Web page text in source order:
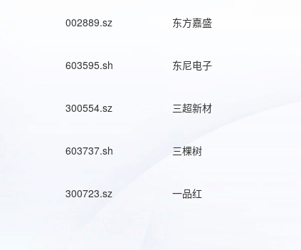
002889.sz 东方嘉盛
603595.sh 东尼电子
300554.sz 三超新材
603737.sh 三棵树
300723.sz 一品红